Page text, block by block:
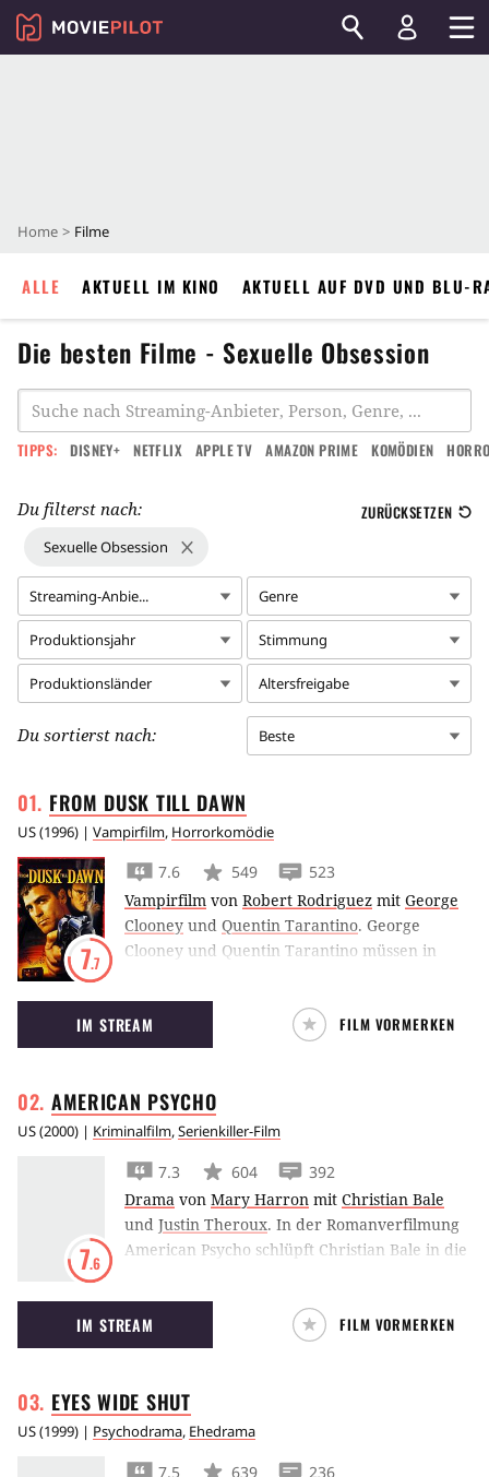
Home Filme
ALLE AKTUELL IM KINO AKTUELL AUF DVD UND BLU-
Die besten Filme - Sexuelle Obsession
TIPPS: DISNEY+ NETFLIX APPLE TV AMAZON PRIME KOMÖDIEN
Du filterst nach: ZURÜCKSETZEN
Sexuelle Obsession
Streaming-Anbie... Genre
Produktionsjahr Stimmung
Produktionsländer Altersfreigabe
Du sortierst nach: Beste
FROM DUSK TILL DAWN
US(1996) | Vampirfilm, Horrorkomödie
7.7
7.6 549
523
Vampirfilm von Robert Rodriguez mit George
Clooney und Quentin Tarantino. George
Clooney und Quentin Tarantino müssen in
flüchten, denn im Titty Twister geht es erst so
richtig rund.
IM STREAM FILM VORMERKEN
AMERICAN PSYCHO
US(2000) | Kriminalfilm,Serienkiller-Film
7.6
7.3 604
392
Drama von Mary Harron mit Christian Bale
und Justin Theroux. In der Romanverfilmung
American Psycho schlüpft Christian Bale in die
New York der 1980er Jahre.
IM STREAM FILM VORMERKEN
EYES WIDE SHUT
US(1999) | Psychodrama, Ehedrama
7.5 639
236